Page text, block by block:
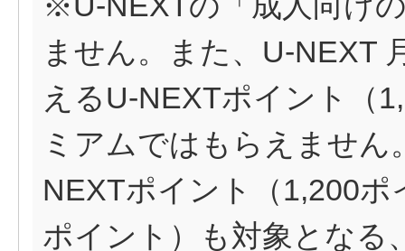
ません。また、U-NEXT
えるU-NEXTポイント（
ミアムではもらえません
NEXTポイント（1,200
ポイント）も対象となる